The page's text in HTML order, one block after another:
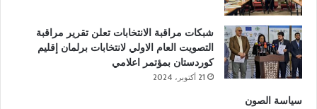
شبكات مراقبة الانتخابات تعلن تقرير مراقبة
التصويت العام الاولي لانتخابات برلمان إقليم
كوردستان بمؤتمر اعلامي
21 أكتوبر، 2024
سياسة الصون